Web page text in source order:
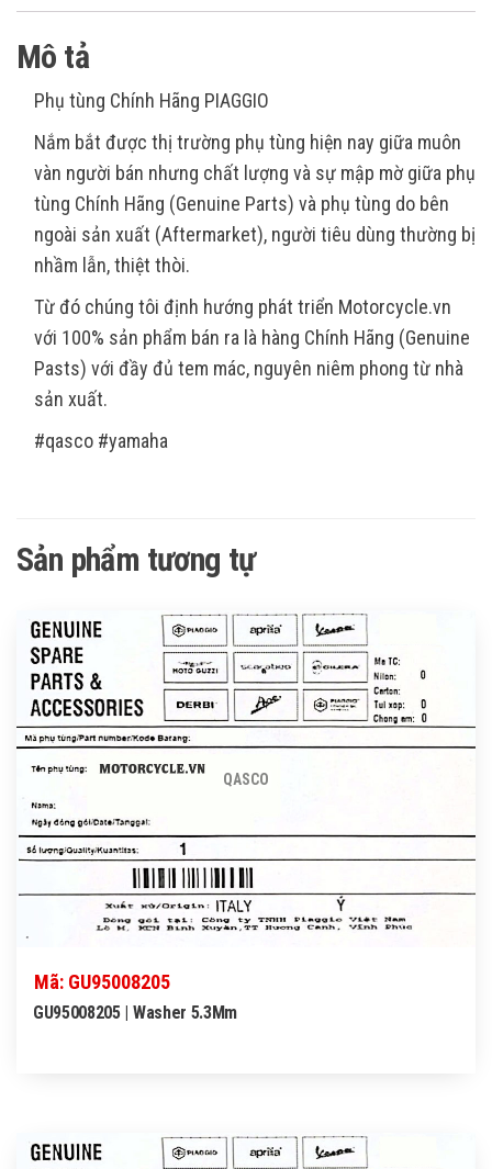
Mô tả
Phụ tùng Chính Hãng PIAGGIO
Nắm bắt được thị trường phụ tùng hiện nay giữa muôn
vàn người bán nhưng chất lượng và sự mập mờ giữa phụ
tùng Chính Hãng (Genuine Parts) và phụ tùng do bên
ngoài sản xuất (Aftermarket), người tiêu dùng thường bị
nhầm lẫn, thiệt thòi.
Từ đó chúng tôi định hướng phát triển Motorcycle.vn
với 100% sản phẩm bán ra là hàng Chính Hãng (Genuine
Pasts) với đầy đủ tem mác, nguyên niêm phong từ nhà
sản xuất.
#qasco #yamaha
Sản phẩm tương tự
QASCO
Mã: GU95008205
GU95008205 | Washer 5.3Mm